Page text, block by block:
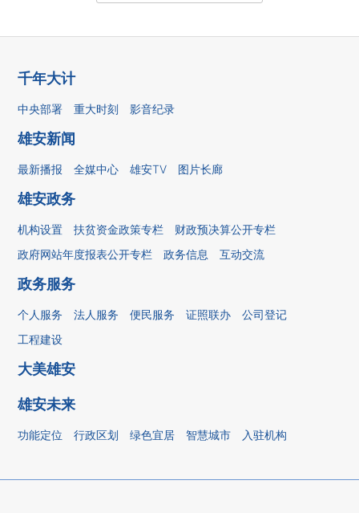
千年大计
中央部署 重大时刻 影音纪录
雄安新闻
最新播报 全媒中心 雄安TV 图片长廊
雄安政务
机构设置 扶贫资金政策专栏
财政预决算公开专栏
政府网站年度报表公开专栏
政务信息 互动交流
政务服务
个人服务 法人服务 便民服务 证照联办
公司登记
工程建设
大美雄安
雄安未来
功能定位 行政区划 绿色宜居 智慧城市 入驻机构